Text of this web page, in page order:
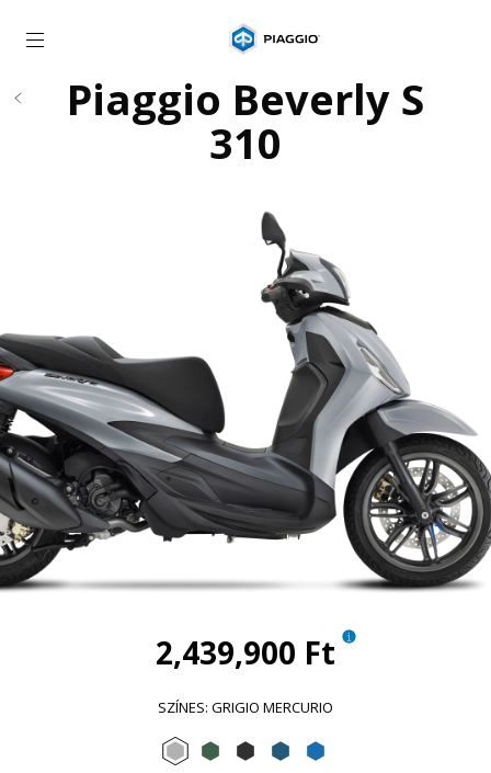
Vissza a fő tartalomhoz
Piaggio Beverly S
310
2,439,900 Ft
SZÍNES: GRIGIO MERCURIO
Grigio Mercurio
Verde Jungle
Nero Meteora
Blu Lapis